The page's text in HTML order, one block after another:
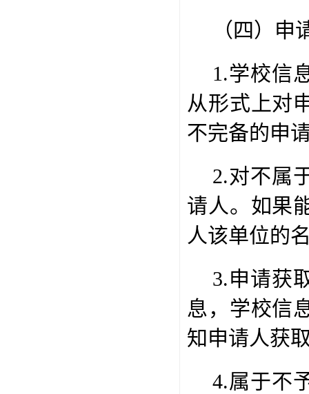
（四）申
1.学校信
从形式上对
不完备的申
2.对不属
请人。如果
人该单位的
3.申请获
息，学校信
知申请人获
4.属于不